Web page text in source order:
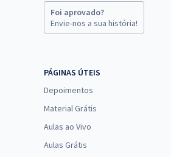
Foi aprovado?
Envie-nos a sua história!
PÁGINAS ÚTEIS
Depoimentos
Material Grátis
Aulas ao Vivo
Aulas Grátis